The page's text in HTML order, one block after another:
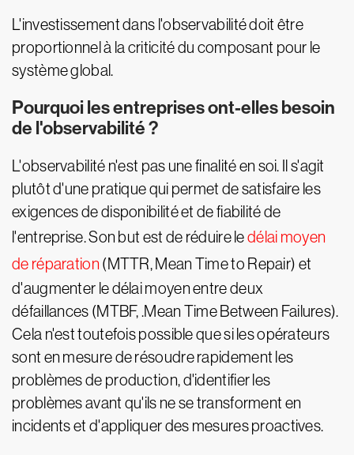
L'investissement dans l'observabilité doit être
proportionnel à la criticité du composant pour le
système global.
Pourquoi les entreprises ont-elles besoin
de l'observabilité ?
L'observabilité n'est pas une finalité en soi. Il s'agit
plutôt d'une pratique qui permet de satisfaire les
exigences de disponibilité et de fiabilité de
l'entreprise. Son but est de réduire ledélai moyen
de réparation (MTTR, Mean Time to Repair) et
d'augmenter le délai moyen entre deux
défaillances (MTBF, .Mean Time Between Failures).
Cela n'est toutefois possible que si les opérateurs
sont en mesure de résoudre rapidement les
problèmes de production, d'identifier les
problèmes avant qu'ils ne se transforment en
incidents et d'appliquer des mesures proactives.